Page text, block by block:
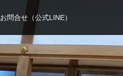
お問合せ（公式LINE）